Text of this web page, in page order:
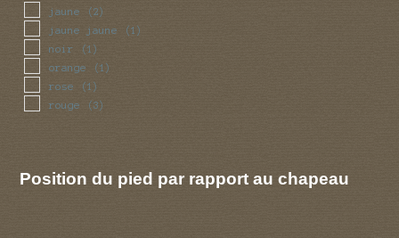
jaune (2)
jaune jaune (1)
noir (1)
orange (1)
rose (1)
rouge (3)
Position du pied par rapport au chapeau